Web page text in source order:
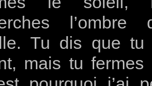
l’ombre
Tu dis que tu
mais tu